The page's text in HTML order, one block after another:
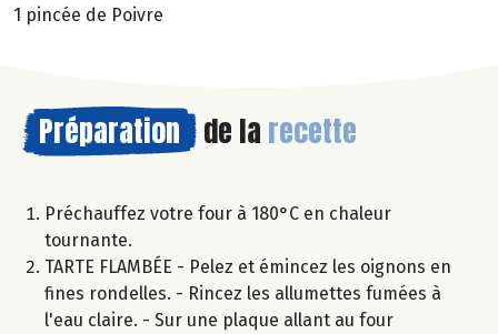
1 pincée de Poivre
Préparation de la recette
Préchauffez votre four à 180°C en chaleur
tournante.
TARTE FLAMBÉE - Pelez et émincez les oignons en
fines rondelles. - Rincez les allumettes fumées à
l'eau claire. - Sur une plaque allant au four